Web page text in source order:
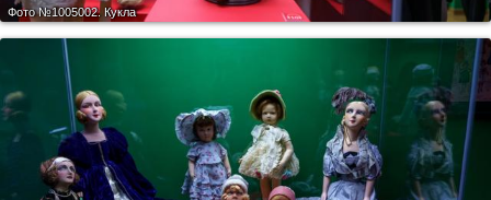
Фото №1005002.Кукла